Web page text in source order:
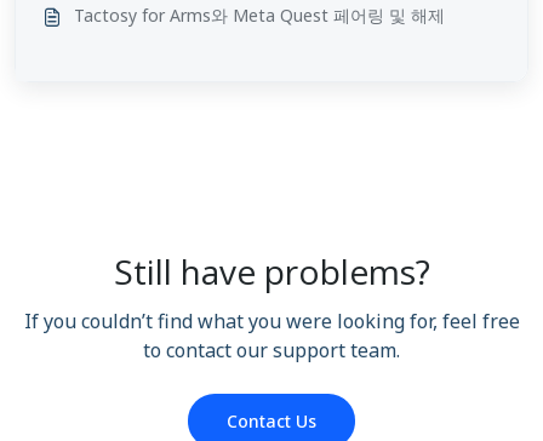
Tactosy for Arms와 Meta Quest 페어링 및 해제
Still have problems?
If you couldn’t find what you were looking for, feel free
to contact our support team.